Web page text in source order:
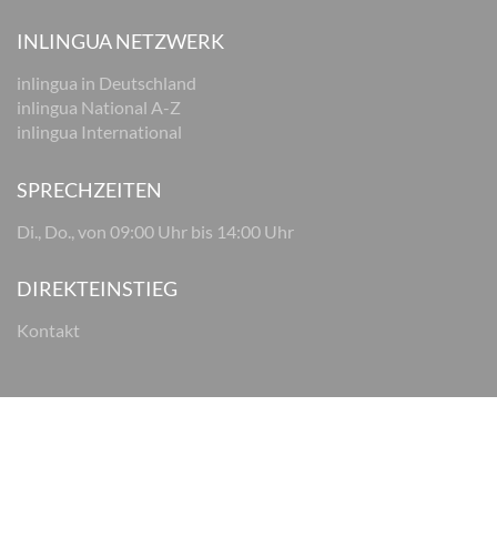
INLINGUA NETZWERK
inlingua in Deutschland
inlingua National A-Z
inlingua International
SPRECHZEITEN
Di., Do., von 09:00 Uhr bis 14:00 Uhr
DIREKTEINSTIEG
Kontakt